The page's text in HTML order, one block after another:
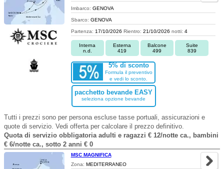
Imbarco: GENOVA
Sbarco: GENOVA
Partenza: 17/10/2026 Rientro: 21/10/2026 notti: 4
Interna
n.d.
Esterna
419
Balcone
499
Suite
839
5% di sconto
Formula il preventivo
e vedi lo sconto.
pacchetto bevande EASY
seleziona opzione bevande
Tutti i prezzi sono per persona escluse tasse portuali, assicurazioni e
quote di servizio. Vedi offerta per calcolare il prezzo definitivo.
Quota di servizio obbligatoria adulti e ragazzi € 12/notte ca., bambini
€ 6/notte ca., sotto 2 anni € 0
MSC MAGNIFICA
Zona: MEDITERRANEO